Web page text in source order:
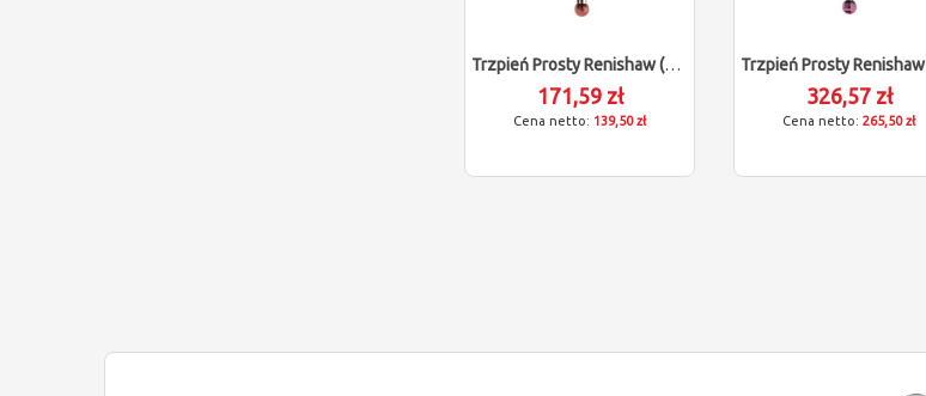
Trzpień Prosty Renishaw (M3/L21/D2)
171,59 zł
139,50 zł
326,57 zł
265,50 zł